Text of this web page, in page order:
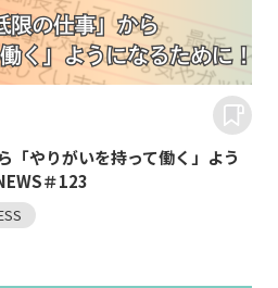
「やりがいを持って働く」よう
＃123